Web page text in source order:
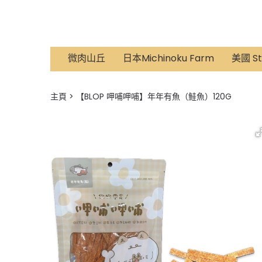
微肉山丘 日本Michinoku Farm 美國
主頁 【BLOP 呷哺呷哺】年年有魚（鮭魚）120G